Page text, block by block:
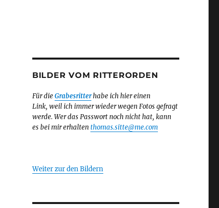
BILDER VOM RITTERORDEN
Für dieGrabesritterhabe ich hier einen
Link, weil ich immer wieder wegen Fotos gefragt
werde. Wer das Passwort noch nicht hat, kann
es bei mir erhalten thomas.sitte@me.com
Weiter zur den Bildern